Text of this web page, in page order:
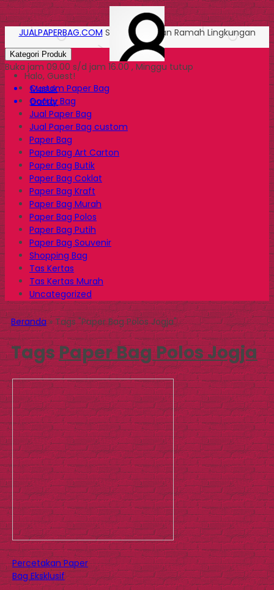
Halo, Guest!
Masuk
Daftar
JUALPAPERBAG.COM Solusi Kemasan Ramah Lingkungan
Kategori Produk
Buka jam 09.00 s/d jam 16.00 , Minggu tutup
Custom Paper Bag
Goody Bag
Jual Paper Bag
Jual Paper Bag custom
Paper Bag
Paper Bag Art Carton
Paper Bag Butik
Paper Bag Coklat
Paper Bag Kraft
Paper Bag Murah
Paper Bag Polos
Paper Bag Putih
Paper Bag Souvenir
Shopping Bag
Tas Kertas
Tas Kertas Murah
Uncategorized
Beranda»Tags "Paper Bag Polos Jogja"
TagsPaper Bag Polos Jogja
Percetakan Paper
Bag Eksklusif